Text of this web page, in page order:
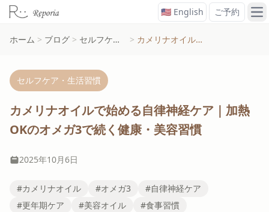
🇺🇸 English ご予約 メ
ホーム > ブログ > セルフケア・生活習慣 > カメリナオイルで始める自律神経ケア｜加熱OKのオメガ3で続く健康・美容習慣
セルフケア・生活習慣
カメリナオイルで始める自律神経ケア｜加熱
OKのオメガ3で続く健康・美容習慣
2025年10月6日
#カメリナオイル #オメガ3
#自律神経ケア
#更年期ケア
#美容オイル #食事習慣